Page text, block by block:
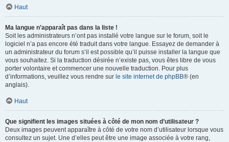
Haut
Ma langue n’apparaît pas dans la liste !
Soit les administrateurs n’ont pas installé votre langue sur le forum, soit le
logiciel n’a pas encore été traduit dans votre langue. Essayez de demander à
un administrateur du forum s’il est possible qu’il puisse installer la langue que
vous souhaitez. Si la traduction désirée n’existe pas, vous êtes libre de vous
porter volontaire et commencer une nouvelle traduction. Pour plus
d’informations, veuillez vous rendre sur le site internet de phpBB® (en
anglais).
Haut
Que signifient les images situées à côté de mon nom d’utilisateur ?
Deux images peuvent apparaître à côté de votre nom d’utilisateur lorsque vous
consultez un sujet. Une d’elles peut être une image associée à votre rang,